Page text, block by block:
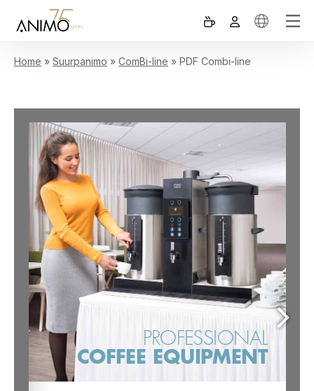
Home » Suurpanimo » ComBi-line » PDF Combi-line